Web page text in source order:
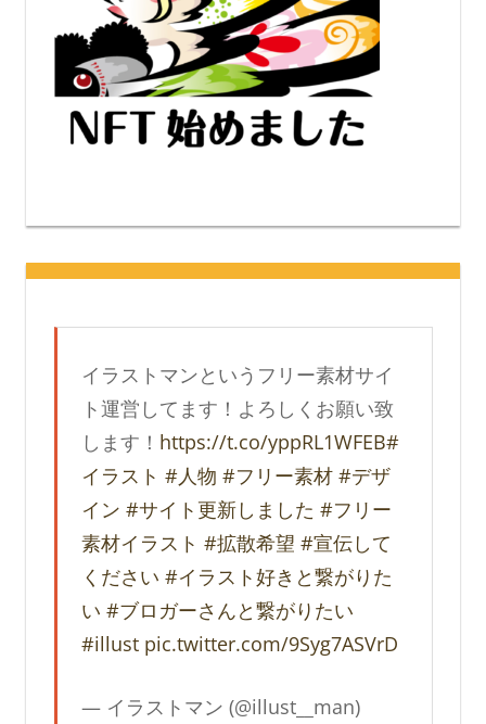
イラストマンというフリー素材サイ
ト運営してます！よろしくお願い致
します！ https://t.co/yppRL1WFEB#
イラスト #人物 #フリー素材 #デザ
イン #サイト更新しました #フリー
素材イラスト #拡散希望 #宣伝して
ください #イラスト好きと繋がりた
い #ブロガーさんと繋がりたい
#illust pic.twitter.com/9Syg7ASVrD
— イラストマン (@illust__man)